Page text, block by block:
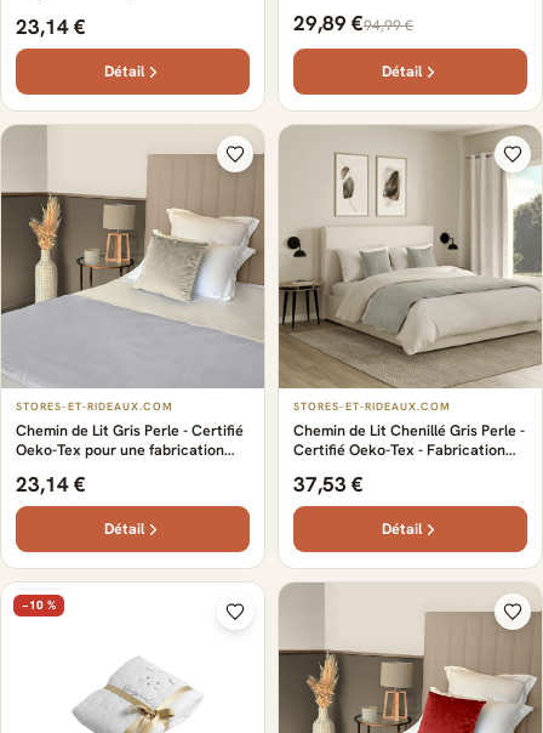
Tex pour une fabrication
responsable. - Sur-mesure
23,14 €
Détail
29,89 €94,99 €
Détail
STORES-ET-RIDEAUX.COM
Chemin de Lit Gris Perle - Certifié
Oeko-Tex pour une fabrication
au toucher - Personnalisable
selon vos envies
23,14 €
Détail
STORES-ET-RIDEAUX.COM
Chemin de Lit Chenillé Gris Perle -
Certifié Oeko-Tex - Fabrication
finitions. - polyester - Esprit
bucolique
37,53 €
Détail
−10 %